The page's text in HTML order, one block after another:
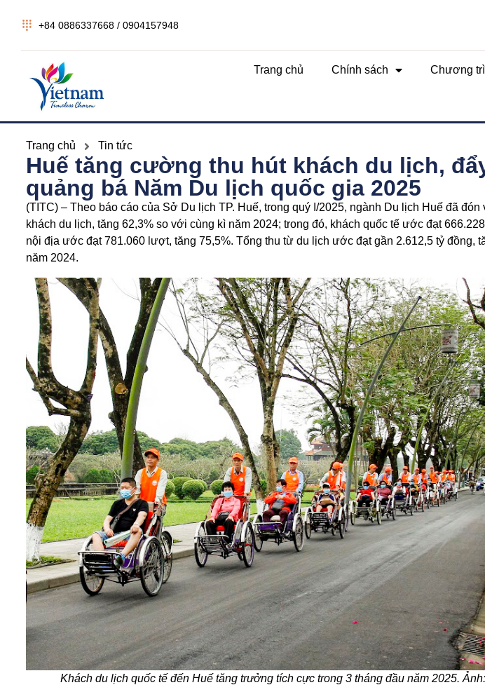
+84 0886337668 / 0904157948
Trang chủ Chính sách Chương
Trang chủ Tin tức
Huế tăng cường thu hút khách du lịch,
quảng bá Năm Du lịch quốc gia 2025
(TITC) – Theo báo cáo của Sở Du lịch TP. Huế, trong quý I/2025, ngành Du lịch Huế đã
khách du lịch, tăng 62,3% so với cùng kì năm 2024; trong đó, khách quốc tế ước đạt
nội địa ước đạt 781.060 lượt, tăng 75,5%. Tổng thu từ du lịch ước đạt gần 2.612,5 tỷ đồng,
năm 2024.
Khách du lịch quốc tế đến Huế tăng trưởng tích cực trong 3 tháng đầu năm 2025.